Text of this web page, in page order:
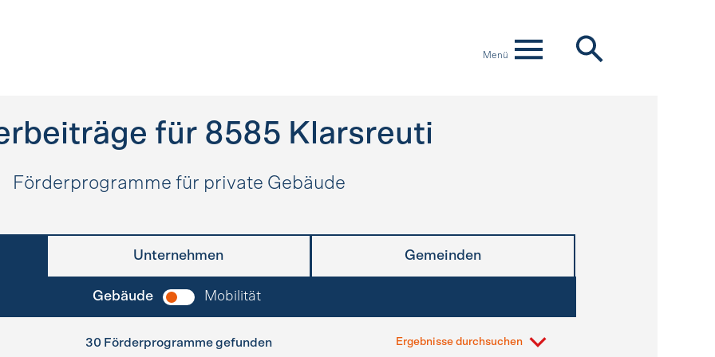
Menü
für 8585 Klarsreuti
Förderprogramme für private Gebäude
Unternehmen Gemeinden
Gebäude Mobilität
30 Förderprogramme gefunden Ergebnisse durchsuchen